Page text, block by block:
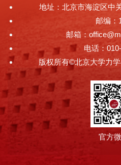
地址：北京市海淀区中
邮编：
邮箱：
电话：
版权所有©北京大学力
官方